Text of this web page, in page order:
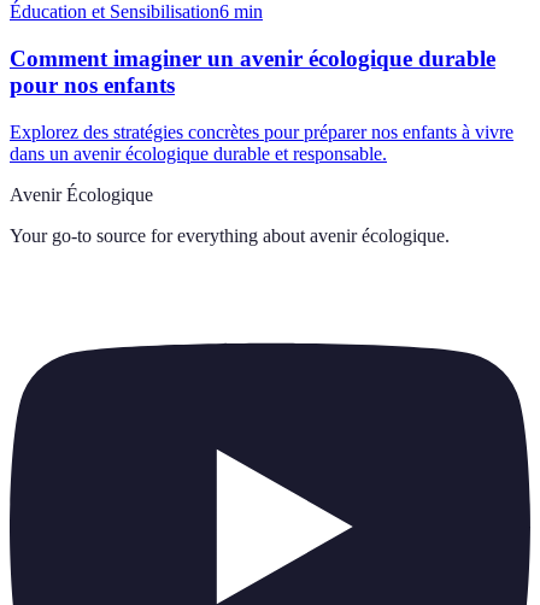
Éducation et Sensibilisation6 min
Comment imaginer un avenir écologique durable
pour nos enfants
Explorez des stratégies concrètes pour préparer nos enfants à vivre
dans un avenir écologique durable et responsable.
Avenir Écologique
Your go-to source for everything about avenir écologique.